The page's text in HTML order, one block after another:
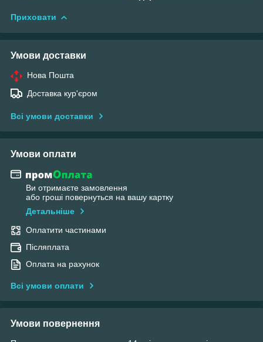
Приховати
Умови доставки
Нова Пошта
Доставка кур'єром
Всі умови доставки
Умови оплати
Ви отримаєте замовлення
або гроші повернуться на вашу картку
Детальніше
Оплатити частинами
Післяплата
Оплата на рахунок
Всі умови оплати
Умови повернення